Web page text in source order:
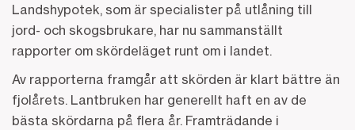
Landshypotek, som är specialister på utlåning till
jord- och skogsbrukare, har nu sammanställt
rapporter om skördeläget runt om i landet.
Av rapporterna framgår att skörden är klart bättre än
fjolårets. Lantbruken har generellt haft en av de
bästa skördarna på flera år. Framträdande i